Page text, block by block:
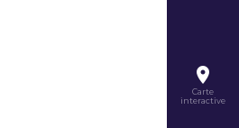
Carte
interactive